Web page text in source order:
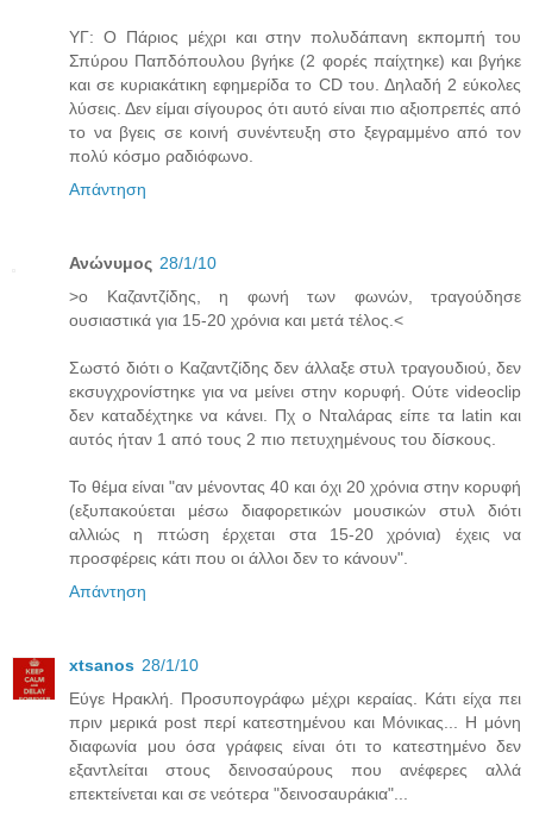
ΥΓ: Ο Πάριος μέχρι και στην πολυδάπανη εκπομπή του
Σπύρου Παπδόπουλου βγήκε (2 φορές παίχτηκε) και βγήκε
και σε κυριακάτικη εφημερίδα το CD του. Δηλαδή 2 εύκολες
λύσεις. Δεν είμαι σίγουρος ότι αυτό είναι πιο αξιοπρεπές από
το να βγεις σε κοινή συνέντευξη στο ξεγραμμένο από τον
πολύ κόσμο ραδιόφωνο.
Απάντηση
Ανώνυμος 28/1/10
>o Καζαντζίδης, η φωνή των φωνών, τραγούδησε
ουσιαστικά για 15-20 χρόνια και μετά τέλος.<
Σωστό διότι ο Καζαντζίδης δεν άλλαξε στυλ τραγουδιού, δεν
εκσυγχρονίστηκε για να μείνει στην κορυφή. Ούτε videoclip
δεν καταδέχτηκε να κάνει. Πχ ο Νταλάρας είπε τα latin και
αυτός ήταν 1 από τους 2 πιο πετυχημένους του δίσκους.
Το θέμα είναι "αν μένοντας 40 και όχι 20 χρόνια στην κορυφή
(εξυπακούεται μέσω διαφορετικών μουσικών στυλ διότι
αλλιώς η πτώση έρχεται στα 15-20 χρόνια) έχεις να
προσφέρεις κάτι που οι άλλοι δεν το κάνουν".
Απάντηση
xtsanos 28/1/10
Εύγε Ηρακλή. Προσυπογράφω μέχρι κεραίας. Κάτι είχα πει
πριν μερικά post περί κατεστημένου και Μόνικας... Η μόνη
διαφωνία μου όσα γράφεις είναι ότι το κατεστημένο δεν
εξαντλείται στους δεινοσαύρους που ανέφερες αλλά
επεκτείνεται και σε νεότερα "δεινοσαυράκια"...